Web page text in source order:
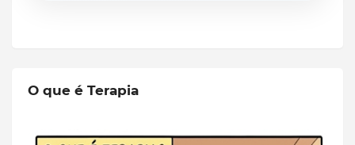
O que é Terapia